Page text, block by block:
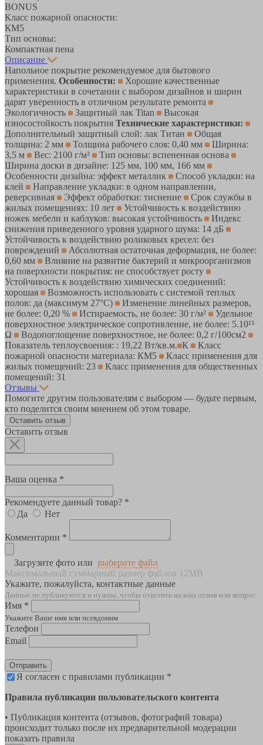
BONUS
Класс пожарной опасности:
КМ5
Тип основы:
Компактная пена
Описание
Напольное покрытие рекомендуемое для бытового
применения. Особенности:
Хорошие качественные
характеристики в сочетании с выбором дизайнов и ширин
дарят уверенность в отличном результате ремонта
Экологичность
Защитный лак Titan
Высокая
износостойкость покрытия Технические характеристики:
Дополнительный защитный слой: лак Титан
Общая
толщина: 2 мм
Толщина рабочего слоя: 0,40 мм
Ширина:
3,5 м
Вес: 2100 г/м²
Тип основы: вспененная основа
Ширина доски в дизайне: 125 мм, 100 мм, 166 мм
Особенности дизайна: эффект металлик
Способ укладки: на
клей
Направление укладки: в одном направлении,
реверсивная
Эффект обработки: тиснение
Срок службы в
жилых помещениях: 10 лет
Устойчивость к воздействию
ножек мебели и каблуков: высокая устойчивость
Индекс
снижения приведенного уровня ударного шума: 14 дБ
Устойчивость к воздействию роликовых кресел: без
повреждений
Абсолютная остаточная деформация, не более:
0,60 мм
Влияние на развитие бактерий и микроорганизмов
на поверхности покрытия: не способствует росту
Устойчивость к воздействию химических соединений:
хорошая
Возможность использовать с системой теплых
полов: да (максимум 27°C)
Изменение линейных размеров,
не более: 0,20 %
Истираемость, не более: 30 г/м²
Удельное
поверхностное электрическое cопротивление, не более: 5.10¹⁵
Ω
Водопоглощение поверхностное, не более: 0,2 г/100см2
Показатель теплоусвоения: : 19,22 Вт/кв.м. К
Класс
пожарной опасности материала: КМ5
Класс применения для
жилых помещений: 23
Класс применения для общественных
помещений: 31
Отзывы
Помогите другим пользователям с выбором — будьте первым,
кто поделится своим мнением об этом товаре.
Оставить отзыв
Оставить отзыв
Ваша оценка *
Рекомендуете данный товар? *
Да
Нет
Комментарии *
Загрузите фото или выберите файл
Максимальный суммарный размер файлов 12MB
Укажите, пожалуйста, контактные данные
Данные не публикуются и нужны, чтобы ответить на ваш отзыв или вопрос
Имя *
Укажите Ваше имя или псевдоним
Телефон
Email
Отправить
Я согласен с правилами публикации *
Правила публикации пользовательского контента
• Публикация контента (отзывов, фотографий товара)
происходит только после их предварительной модерации
показать правила